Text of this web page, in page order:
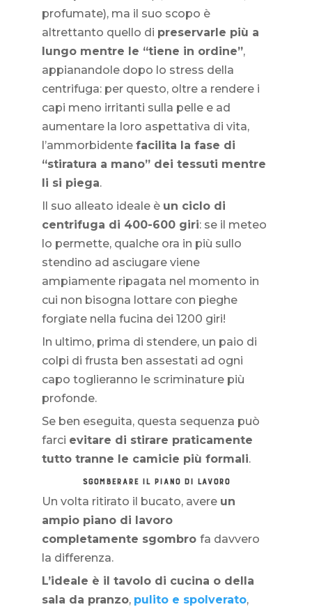
profumate), ma il suo scopo è
altrettanto quello di preservarle più a
lungo mentre le “tiene in ordine”,
appianandole dopo lo stress della
centrifuga: per questo, oltre a rendere i
capi meno irritanti sulla pelle e ad
aumentare la loro aspettativa di vita,
l’ammorbidente facilita la fase di
“stiratura a mano” dei tessuti mentre
li si piega.
Il suo alleato ideale è un ciclo di
centrifuga di 400-600 giri: se il meteo
lo permette, qualche ora in più sullo
stendino ad asciugare viene
ampiamente ripagata nel momento in
cui non bisogna lottare con pieghe
forgiate nella fucina dei 1200 giri!
In ultimo, prima di stendere, un paio di
colpi di frusta ben assestati ad ogni
capo toglieranno le scriminature più
profonde.
Se ben eseguita, questa sequenza può
farci evitare di stirare praticamente
tutto tranne le camicie più formali.
SGOMBERARE IL PIANO DI LAVORO
Un volta ritirato il bucato, avere un
ampio piano di lavoro
completamente sgombro fa davvero
la differenza.
L’ideale è il tavolo di cucina o della
sala da pranzo, pulito e spolverato,